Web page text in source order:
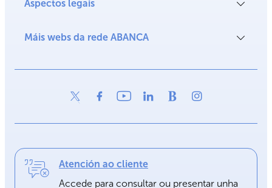
Aspectos legais
Máis webs da rede ABANCA
Atención ao cliente
Accede para consultar ou presentar unha